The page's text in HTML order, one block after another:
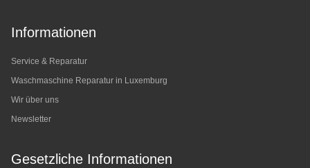
Informationen
Service & Reparatur
Waschmaschine Reparatur in Luxemburg
Wir über uns
Newsletter
Gesetzliche Informationen